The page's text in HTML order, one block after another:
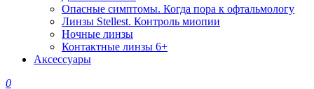
Опасные симптомы. Когда пора к офтальмологу
Линзы Stellest. Контроль миопии
Ночные линзы
Контактные линзы 6+
Аксессуары
0